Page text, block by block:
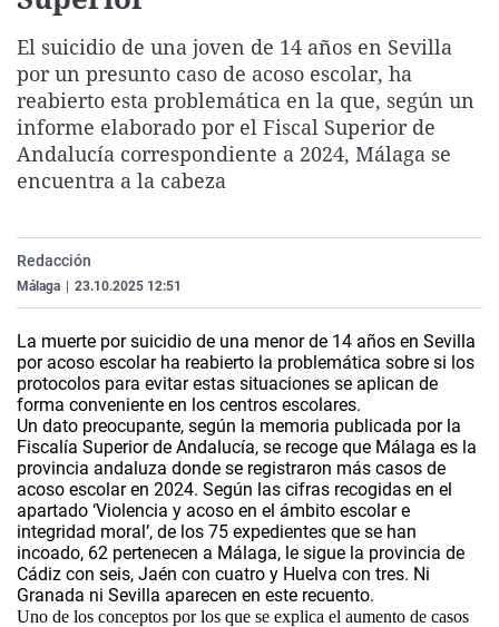
Gente viajera
Como el perro y el
Retornados
Equipo de
Operación Viuda
Galicia
La Rioja
Navarra
Televisión
Elecciones
El suicidio de una joven de 14 años en Sevilla
por un presunto caso de acoso escolar, ha
reabierto esta problemática en la que, según un
informe elaborado por el Fiscal Superior de
Andalucía correspondiente a 2024, Málaga se
encuentra a la cabeza
Redacción
Málaga 23.10.2025 12:51
La muerte por suicidio de una menor de 14 años en Sevilla
por acoso escolar ha reabierto la problemática sobre si los
protocolos para evitar estas situaciones se aplican de
forma conveniente en los centros escolares.
Un dato preocupante, según la memoria publicada por la
Fiscalía Superior de Andalucía, se recoge que Málaga es la
provincia andaluza donde se registraron más casos de
acoso escolar en 2024. Según las cifras recogidas en el
apartado ‘Violencia y acoso en el ámbito escolar e
integridad moral’, de los 75 expedientes que se han
incoado, 62 pertenecen a Málaga, le sigue la provincia de
Cádiz con seis, Jaén con cuatro y Huelva con tres. Ni
Granada ni Sevilla aparecen en este recuento.
Uno de los conceptos por los que se explica el aumento de casos